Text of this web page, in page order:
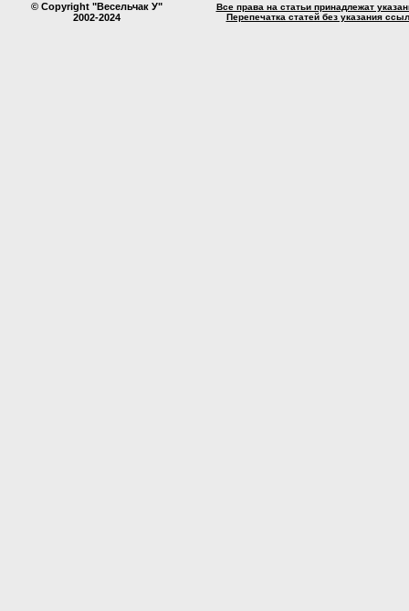
© Copyright "Весельчак У"
2002-2024
Все права на статьи принадлежат
Перепечатка статей без указания